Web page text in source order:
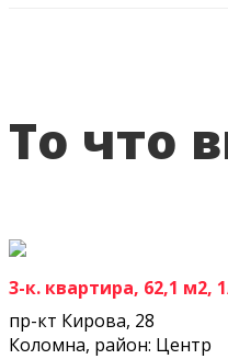
То что
3-к. квартира, 62,1 м2,
пр-кт Кирова, 28
Коломна, район: Центр